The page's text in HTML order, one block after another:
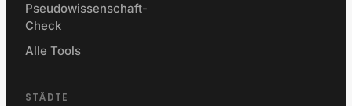
Pseudowissenschaft-
Check
Alle Tools
STÄDTE